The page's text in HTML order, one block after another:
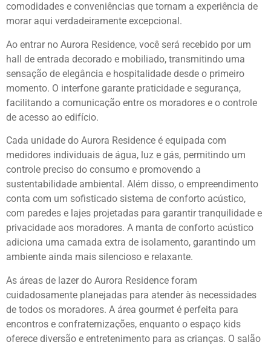
comodidades e conveniências que tornam a experiência de
morar aqui verdadeiramente excepcional.
Ao entrar no Aurora Residence, você será recebido por um
hall de entrada decorado e mobiliado, transmitindo uma
sensação de elegância e hospitalidade desde o primeiro
momento. O interfone garante praticidade e segurança,
facilitando a comunicação entre os moradores e o controle
de acesso ao edifício.
Cada unidade do Aurora Residence é equipada com
medidores individuais de água, luz e gás, permitindo um
controle preciso do consumo e promovendo a
sustentabilidade ambiental. Além disso, o empreendimento
conta com um sofisticado sistema de conforto acústico,
com paredes e lajes projetadas para garantir tranquilidade e
privacidade aos moradores. A manta de conforto acústico
adiciona uma camada extra de isolamento, garantindo um
ambiente ainda mais silencioso e relaxante.
As áreas de lazer do Aurora Residence foram
cuidadosamente planejadas para atender às necessidades
de todos os moradores. A área gourmet é perfeita para
encontros e confraternizações, enquanto o espaço kids
oferece diversão e entretenimento para as crianças. O salão